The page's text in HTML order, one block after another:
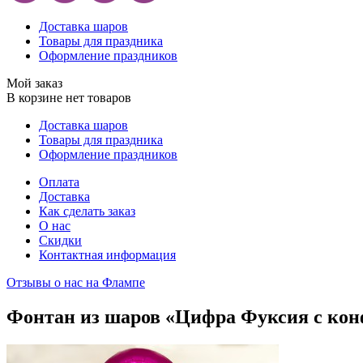
Доставка шаров
Товары для праздника
Оформление праздников
Мой заказ
В корзине нет товаров
Доставка шаров
Товары для праздника
Оформление праздников
Оплата
Доставка
Как сделать заказ
О нас
Скидки
Контактная информация
Отзывы о нас на Флампе
Фонтан из шаров «Цифра Фуксия с